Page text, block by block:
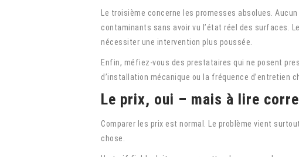
Le troisième concerne les promesses absolues.
contaminants sans avoir vu l’état réel des surfaces.
nécessiter une intervention plus poussée.
Enfin, méfiez-vous des prestataires qui ne posent
d’installation mécanique ou la fréquence d’entretien
Le prix, oui – mais à lire
Comparer les prix est normal. Le problème vient
chose.